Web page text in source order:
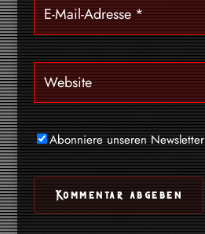
Abonniere unseren Newsletter